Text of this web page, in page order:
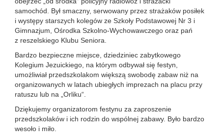
samochód. Był smaczny, serwowany przez strażaków posiłek
i występy starszych kolegów ze Szkoły Podstawowej Nr 3 i
Gimnazjum, Ośrodka Szkolno-Wychowawczego oraz pań
z reszelskiego Klubu Seniora.
Bardzo bezpieczne miejsce, dziedziniec zabytkowego
Kolegium Jezuickiego, na którym odbywał się festyn,
umożliwiał przedszkolakom większą swobodę zabaw niż na
organizowanych w latach ubiegłych imprezach na placu przy
ratuszu lub na „Orliku“.
Dziękujemy organizatorom festynu za zaproszenie
przedszkolaków i ich rodzin do wspólnej zabawy. Było bardzo
wesoło i miło.